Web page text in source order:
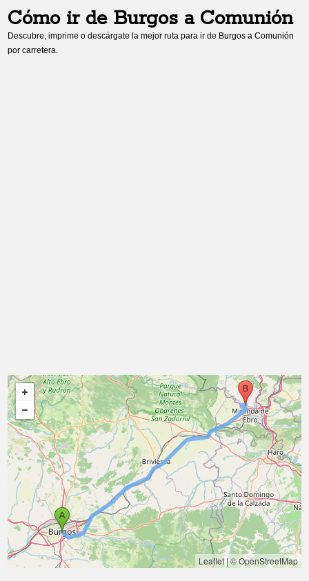
Cómo ir de Burgos a Comunión
Descubre, imprime o descárgate la mejor ruta para ir de Burgos aComunión
por carretera.
Leaflet|© OpenStreetMap